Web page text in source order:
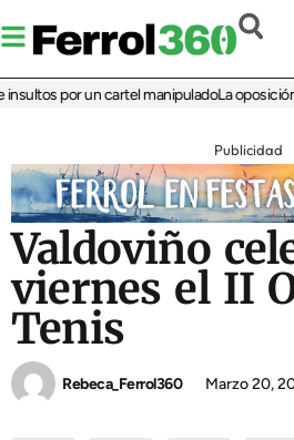
por un cartel manipuladoLa oposición
Publicidad
Valdoviño
viernes el II
Tenis
Rebeca_Ferrol360 Marzo 20,